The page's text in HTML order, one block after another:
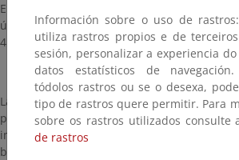
El número de parejas reproductoras en
único lugar de distribución en Europa, se
45 parejas y con una clara tendencia en
La pérdida y degradación del hábitat es su
peligrar la supervivencia de la especie.
impacto de la sequía, la
barreras artificiales y otras amenazas
Información sobre o uso de
utiliza rastros propios e de
sesión, personalizar a experiencia
datos estatísticos de
tódolos rastros ou se o desexa,
tipo de rastros quere permitir. Para
sobre os rastros utilizados consulte
de rastros